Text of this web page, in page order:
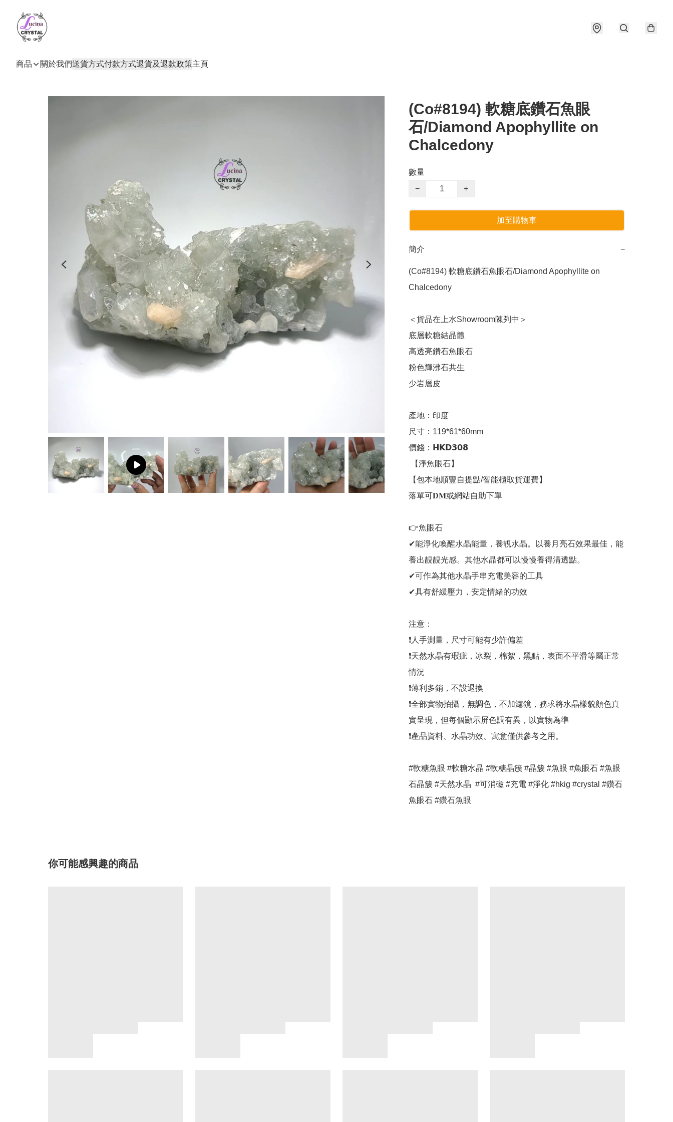
商品 關於我們送貨方式付款方式退貨及退款政策主頁
(Co#8194) 軟糖底鑽石魚眼
石/Diamond Apophyllite on
Chalcedony
數量
−
+
加至購物車
簡介 −
(Co#8194) 軟糖底鑽石魚眼石/Diamond Apophyllite on
Chalcedony
＜貨品在上水Showroom陳列中＞
底層軟糖結晶體
高透亮鑽石魚眼石
粉色輝沸石共生
少岩層皮
產地：印度
尺寸：119*61*60mm
價錢：𝗛𝗞𝗗𝟯𝟬𝟴
【包本地順豐自提點/智能櫃取貨運費】
落單可𝐃𝐌或網站自助下單
👉魚眼石
✔能淨化喚醒水晶能量，養靚水晶。以養月亮石效果最佳，能
養出靚靚光感。其他水晶都可以慢慢養得清透點。
✔可作為其他水晶手串充電美容的工具
✔具有舒緩壓力，安定情緒的功效
注意：
❗人手測量，尺寸可能有少許偏差
❗天然水晶有瑕疵，冰裂，棉絮，黑點，表面不平滑等屬正常
情況
❗薄利多銷，不設退換
❗全部實物拍攝，無調色，不加濾鏡，務求將水晶樣貌顏色真
實呈現，但每個顯示屏色調有異，以實物為準
❗產品資料、水晶功效、寓意僅供參考之用。
#軟糖魚眼 #軟糖水晶 #軟糖晶簇 #晶簇 #魚眼 #魚眼石 #魚眼
石晶簇 #天然水晶  #可消磁 #充電 #淨化 #hkig #crystal #鑽石
魚眼石 #鑽石魚眼
你可能感興趣的商品